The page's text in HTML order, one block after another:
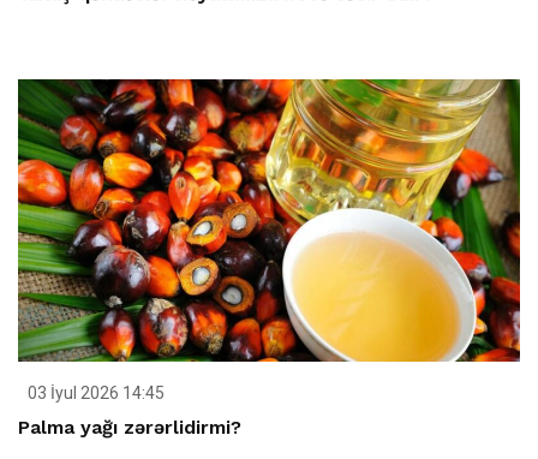
03 İyul 2026 14:45
Palma yağı zərərlidirmi?